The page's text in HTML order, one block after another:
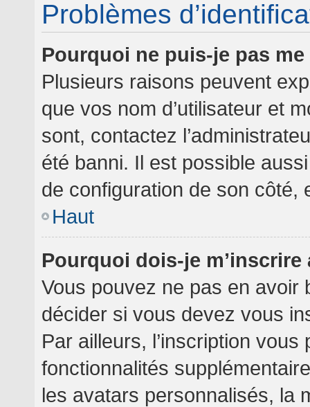
Problèmes
Pourquoi ne puis-je pas
Plusieurs raisons peuvent
que vos nom d’utilisateur et
sont, contactez
été banni. Il est possible
de configuration de son côté,
Haut
Pourquoi dois-je
Vous pouvez ne pas en avoir
décider si vous devez vous
Par ailleurs, l’inscription
fonctionnalités
les avatars personnalisés, la